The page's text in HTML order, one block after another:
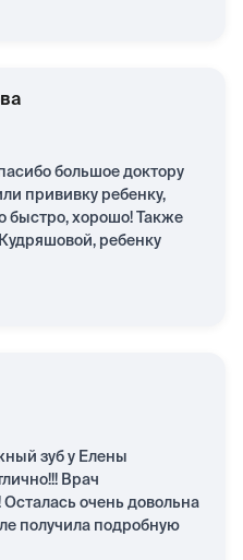
большое доктору
прививку ребенку,
быстро, хорошо! Также
ребенку
зуб у Елены
Врач
очень довольна
получила подробную